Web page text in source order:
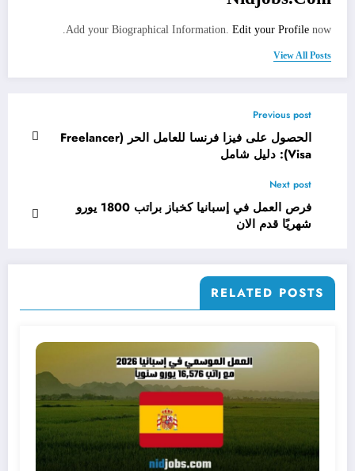
Add your Biographical Information. Edit your Profile now.
View All Posts
Previous post
الحصول على فيزا فرنسا للعامل الحر (Freelancer
Visa): دليل شامل
Next post
فرص العمل في إسبانيا كخباز براتب 1800 يورو
شهريًا قدم الان
RELATED POSTS